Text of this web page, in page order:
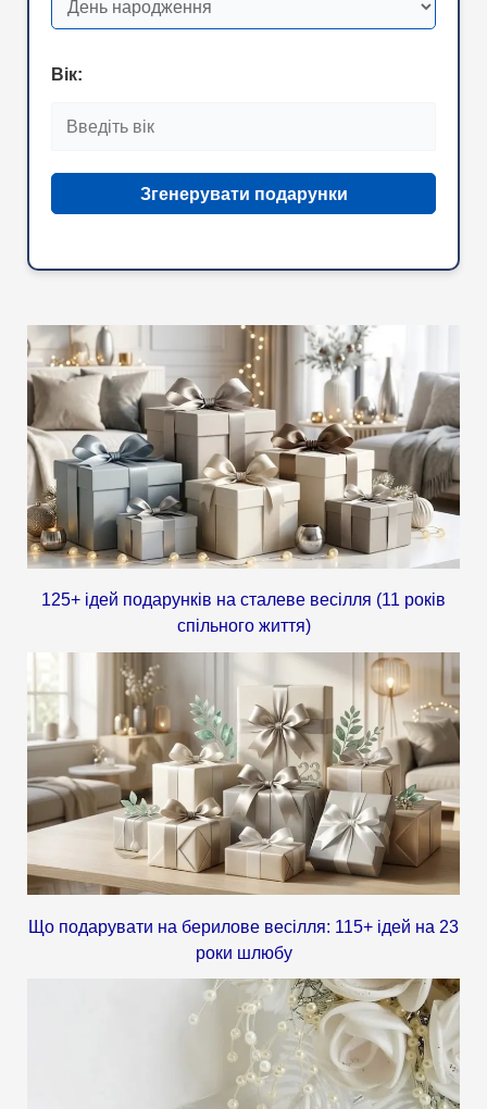
Вік:
Згенерувати подарунки
125+ ідей подарунків на сталеве весілля (11 років
спільного життя)
Що подарувати на берилове весілля: 115+ ідей на 23
роки шлюбу